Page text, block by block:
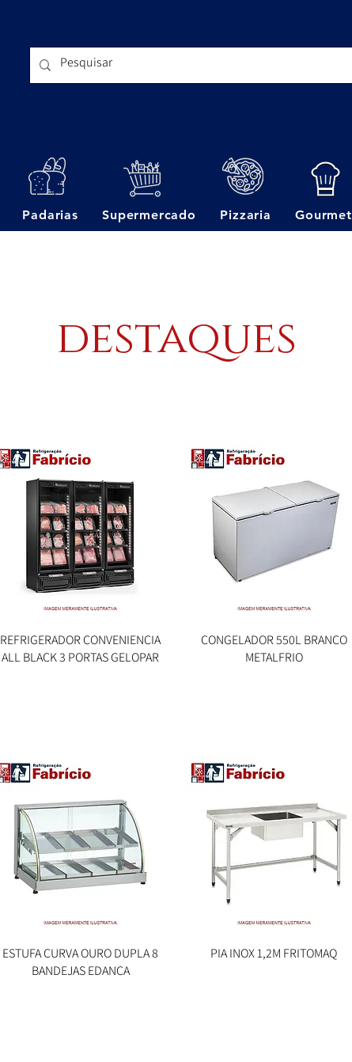
destaques
Visualização rápida
REFRIGERADOR CONVENIENCIA
ALL BLACK 3 PORTAS GELOPAR
Visualização rápida
CONGELADOR 550L BRANCO
METALFRIO
Visualização rápida
ESTUFA CURVA OURO DUPLA 8
BANDEJAS EDANCA
Visualização rápida
PIA INOX 1,2M FRITOMAQ
Padarias Supermercado Pizzaria Gourmet